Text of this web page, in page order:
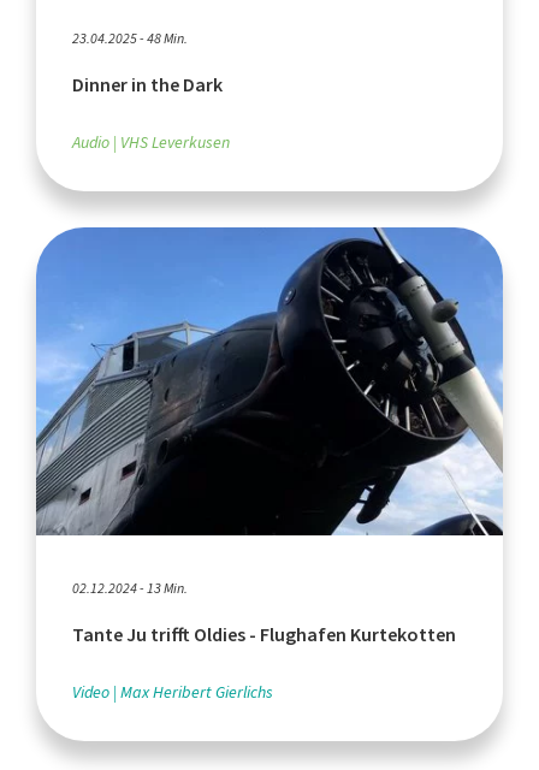
23.04.2025 - 48 Min.
Dinner in the Dark
Audio VHS Leverkusen
02.12.2024 - 13 Min.
Tante Ju trifft Oldies - Flughafen Kurtekotten
Video Max Heribert Gierlichs